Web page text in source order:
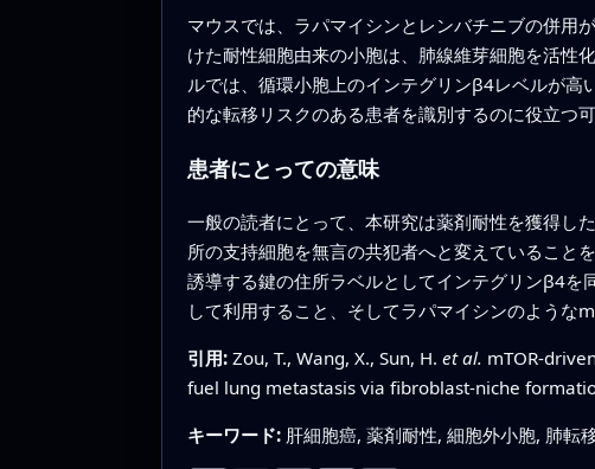
マウスでは、ラパマイシンとレンバチニブの併用
けた耐性細胞由来の小胞は、肺線維芽細胞を活性
ルでは、循環小胞上のインテグリンβ4レベルが
的な転移リスクのある患者を識別するのに役立つ
患者にとっての意味
一般の読者にとって、本研究は薬剤耐性を獲得し
所の支持細胞を無言の共犯者へと変えていること
誘導する鍵の住所ラベルとしてインテグリンβ4を
して利用すること、そしてラパマイシンのような
引用: Zou, T., Wang, X., Sun, H. et al. mTOR-
fuel lung metastasis via fibroblast-niche
キーワード: 肝細胞癌, 薬剤耐性, 細胞外小胞, 肺転